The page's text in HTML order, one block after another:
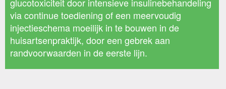
via continue toediening of een meervoudig
injectieschema moeilijk in te bouwen in de
huisartsenpraktijk, door een gebrek aan
randvoorwaarden in de eerste lijn.